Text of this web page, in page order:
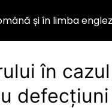
în
defecțiuni
și în limba